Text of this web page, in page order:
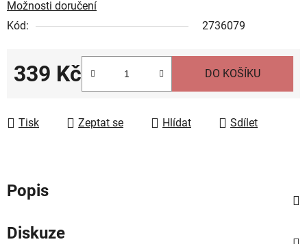
Možnosti doručení
Kód:
2736079
339 Kč DO KOŠÍKU
Tisk Zeptat se Hlídat Sdílet
Popis
Diskuze